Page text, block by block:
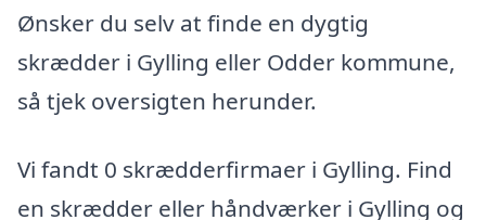
Ønsker du selv at finde en dygtig
skrædder i Gylling eller Odder kommune,
så tjek oversigten herunder.
Vi fandt 0 skrædderfirmaer i Gylling. Find
en skrædder eller håndværker i Gylling og